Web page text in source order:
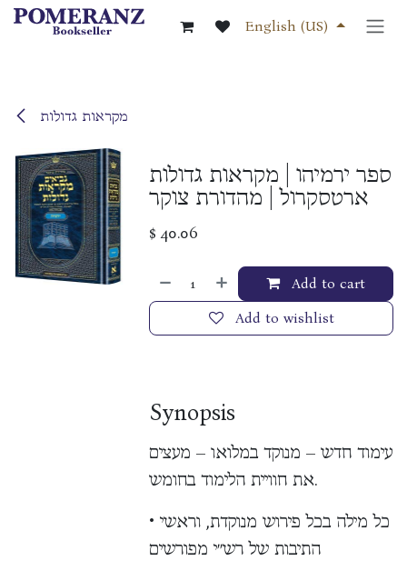
Skip to Content
English (US)
מקראות גדולות
ספר ירמיהו | מקראות גדולות
ארטסקרול | מהדורת צוקר
$40.06
Add to cart
Add to wishlist
Synopsis
עימוד חדש – מנוקד במלואו – מעצים
את חוויית הלימוד בחומש.
• כל מילה בכל פירוש מנוקדת, וראשי
התיבות של רש״י מפורשים